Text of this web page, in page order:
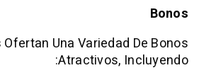
Ofertan Una Variedad
Atractivos,